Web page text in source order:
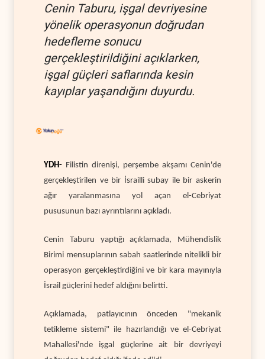
Cenin Taburu, işgal devriyesine
yönelik operasyonun doğrudan
hedefleme sonucu
gerçekleştirildiğini açıklarken,
işgal güçleri saflarında kesin
kayıplar yaşandığını duyurdu.
YDH- Filistin direnişi, perşembe akşamı Cenin'de
gerçekleştirilen ve bir İsrailli subay ile bir askerin
ağır yaralanmasına yol açan el-Cebriyat
pususunun bazı ayrıntılarını açıkladı.
Cenin Taburu yaptığı açıklamada, Mühendislik
Birimi mensuplarının sabah saatlerinde nitelikli bir
operasyon gerçekleştirdiğini ve bir kara mayınıyla
İsrail güçlerini hedef aldığını belirtti.
Açıklamada, patlayıcının önceden "mekanik
tetikleme sistemi" ile hazırlandığı ve el-Cebriyat
Mahallesi'nde işgal güçlerine ait bir devriyeyi